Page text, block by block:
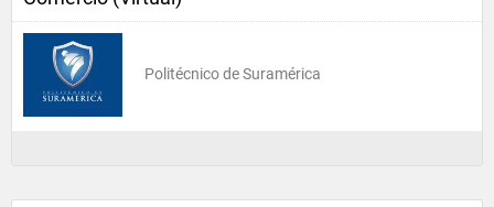
Politécnico de Suramérica